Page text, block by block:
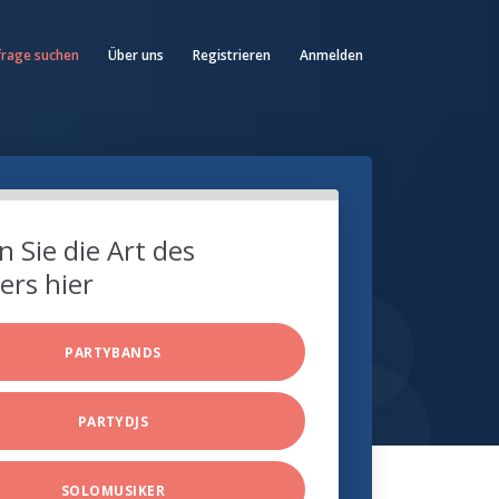
suchen Über uns Registrieren Anmelden
Sie die Art des
hier
PARTYBANDS
PARTYDJS
SOLOMUSIKER